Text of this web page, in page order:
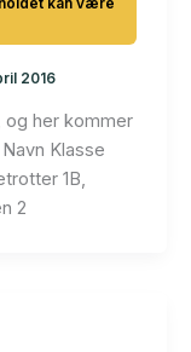
2016
her kommer
Klasse
1B,
2